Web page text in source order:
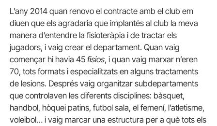
L’any 2014 quan renovo el contracte amb el club em
diuen que els agradaria que implantés al club la meva
manera d’entendre la fisioteràpia i de tractar els
jugadors, i vaig crear el departament. Quan vaig
començar hi havia 45 fisios, i quan vaig marxar n’eren
70, tots formats i especialitzats en alguns tractaments
de lesions. Després vaig organitzar subdepartaments
que controlaven les diferents disciplines: bàsquet,
handbol, hòquei patins, futbol sala, el femení, l’atletisme,
voleibol… i vaig marcar una estructura per a què tots els